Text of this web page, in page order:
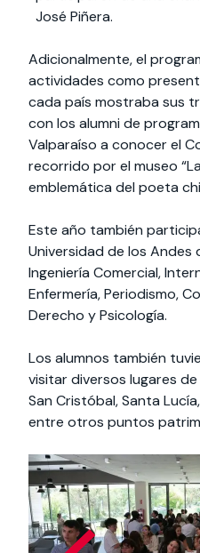
José Piñera.
Adicionalmente, el
actividades como
cada país mostraba sus
con los alumni de
Valparaíso a conocer el
recorrido por el museo
emblemática del poeta
Este año también
Universidad de los
Ingeniería Comercial,
Enfermería, Periodismo,
Derecho y Psicología.
Los alumnos también
visitar diversos lugares
San Cristóbal, Santa
entre otros puntos